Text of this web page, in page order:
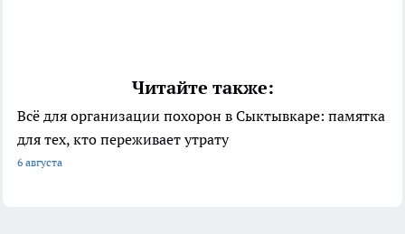
Читайте также:
Всё для организации похорон в Сыктывкаре: памятка
для тех, кто переживает утрату
6 августа